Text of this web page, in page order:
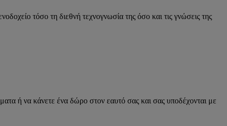
τόσο τη διεθνή τεχνογνωσία της όσο και τις γνώσεις της
ή να κάνετε ένα δώρο στον εαυτό σας και σας υποδέχονται με